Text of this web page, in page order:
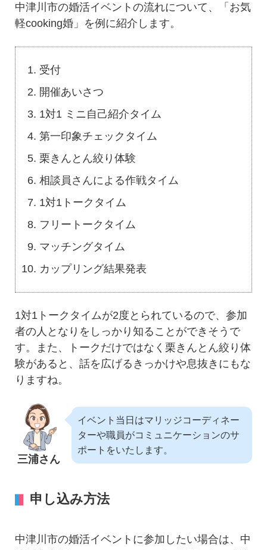
中津川市の婚活イベントの流れについて、「お気
軽cooking婚」を例に紹介します。
受付
開催あいさつ
1対1 ミニ自己紹介タイム
第一印象チェックタイム
栗きんとん絞り体験
相談員さんによる作戦タイム
1対1トークタイム
フリートークタイム
マッチングタイム
カップリング結果発表
1対1トークタイムが2度とられているので、参加
者の人となりをしっかり知ることができそうで
す。また、トークだけではなく栗きんとん絞り体
験があると、話を広げるきっかけや息抜きにもな
りますね。
三浦さん
イベント当日はマリッジコーディネー
ターや職員がコミュニケーションのサ
ポートをいたします。
申し込み方法
中津川市の婚活イベントに参加したい場合は、中